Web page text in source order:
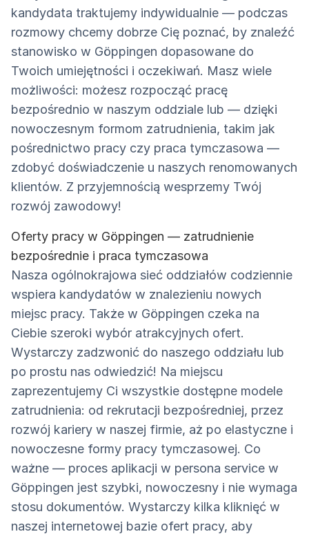
kandydata traktujemy indywidualnie — podczas
rozmowy chcemy dobrze Cię poznać, by znaleźć
stanowisko w Göppingen dopasowane do
Twoich umiejętności i oczekiwań. Masz wiele
możliwości: możesz rozpocząć pracę
bezpośrednio w naszym oddziale lub — dzięki
nowoczesnym formom zatrudnienia, takim jak
pośrednictwo pracy czy praca tymczasowa —
zdobyć doświadczenie u naszych renomowanych
klientów. Z przyjemnością wesprzemy Twój
rozwój zawodowy!
Oferty pracy w Göppingen — zatrudnienie
bezpośrednie i praca tymczasowa
Nasza ogólnokrajowa sieć oddziałów codziennie
wspiera kandydatów w znalezieniu nowych
miejsc pracy. Także w Göppingen czeka na
Ciebie szeroki wybór atrakcyjnych ofert.
Wystarczy zadzwonić do naszego oddziału lub
po prostu nas odwiedzić! Na miejscu
zaprezentujemy Ci wszystkie dostępne modele
zatrudnienia: od rekrutacji bezpośredniej, przez
rozwój kariery w naszej firmie, aż po elastyczne i
nowoczesne formy pracy tymczasowej. Co
ważne — proces aplikacji w persona service w
Göppingen jest szybki, nowoczesny i nie wymaga
stosu dokumentów. Wystarczy kilka kliknięć w
naszej internetowej bazie ofert pracy, aby